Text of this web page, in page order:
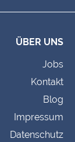
ÜBER UNS
Jobs
Kontakt
Blog
Impressum
Datenschutz